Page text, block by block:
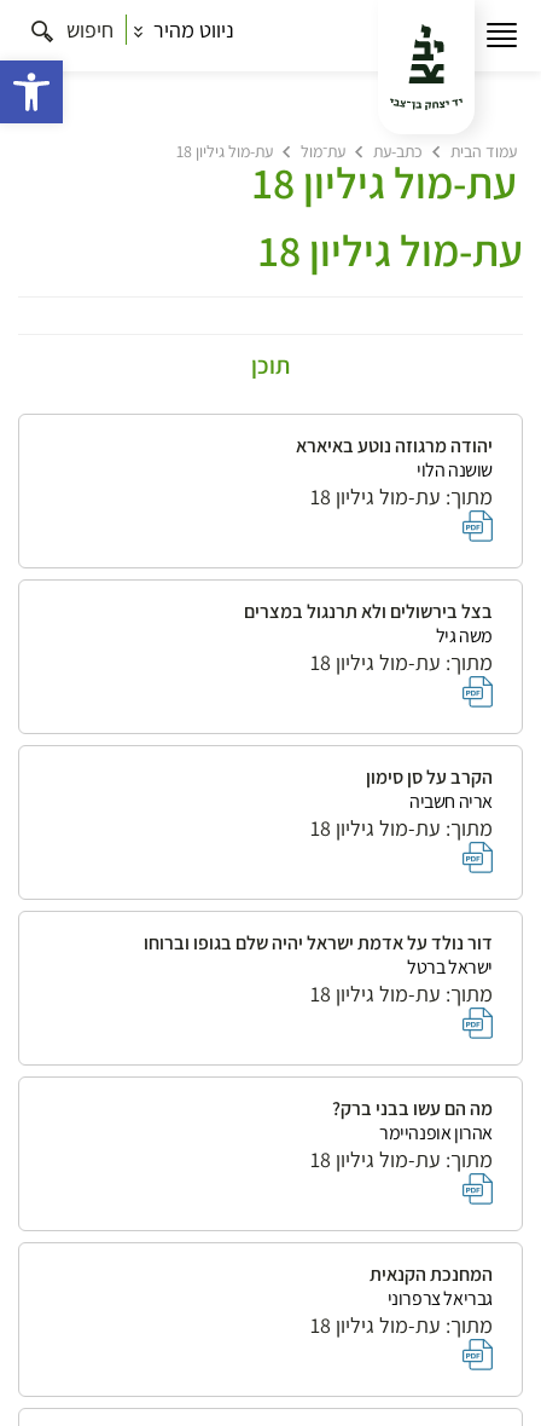
ניווט מהיר חיפוש
עמוד הבית כתב-עת עת־מול עת-מול גיליון 18
עת-מול גיליון 18
עת-מול גיליון 18
תוכן
יהודה מרגוזה נוטע באיארא
שושנה הלוי
מתוך: עת-מול גיליון 18
בצל בירשולים ולא תרנגול במצרים
משה גיל
מתוך: עת-מול גיליון 18
הקרב על סן סימון
אריה חשביה
מתוך: עת-מול גיליון 18
דור נולד על אדמת ישראל יהיה שלם בגופו וברוחו
ישראל ברטל
מתוך: עת-מול גיליון 18
מה הם עשו בבני ברק?
אהרון אופנהיימר
מתוך: עת-מול גיליון 18
המחנכת הקנאית
גבריאל צרפרוני
מתוך: עת-מול גיליון 18